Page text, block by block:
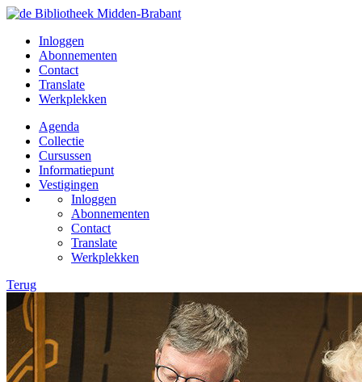
Inloggen
Abonnementen
Contact
Translate
Werkplekken
Agenda
Collectie
Cursussen
Informatiepunt
Vestigingen
Inloggen
Abonnementen
Contact
Translate
Werkplekken
Terug